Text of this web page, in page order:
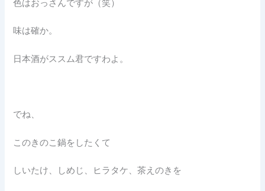
色はおっさんですが（笑）
味は確か。
日本酒がススム君ですわよ。
でね、
このきのこ鍋をしたくて
しいたけ、しめじ、ヒラタケ、茶えのきを